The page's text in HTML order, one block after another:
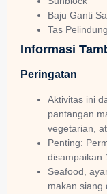
Baju Ganti
Tas
Informasi
Peringatan
Aktivitas ini
pantangan
vegetarian,
Penting:
disampaikan
Seafood,
makan siang